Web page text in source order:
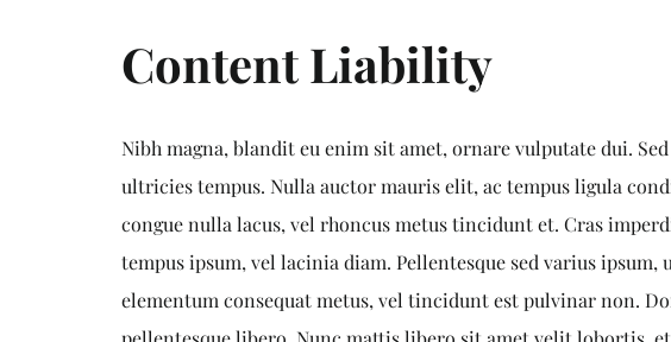
Content Liability
Nibh magna, blandit eu enim sit amet, ornare vulputate dui.
ultricies tempus. Nulla auctor mauris elit, ac tempus ligula
congue nulla lacus, vel rhoncus metus tincidunt et. Cras
tempus ipsum, vel lacinia diam. Pellentesque sed varius
elementum consequat metus, vel tincidunt est pulvinar non.